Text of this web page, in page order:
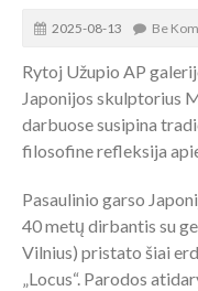
2025-08-13 Be
Rytoj Užupio AP
Japonijos skulptorius
darbuose susipina
filosofine refleksija
Pasaulinio garso
40 metų dirbantis su
Vilnius) pristato šiai
„Locus“. Parodos